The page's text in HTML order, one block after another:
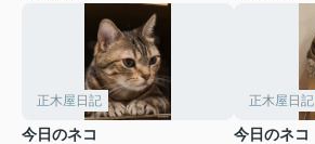
正木屋日記
今日のネコ
正木屋日記
今日のネコ